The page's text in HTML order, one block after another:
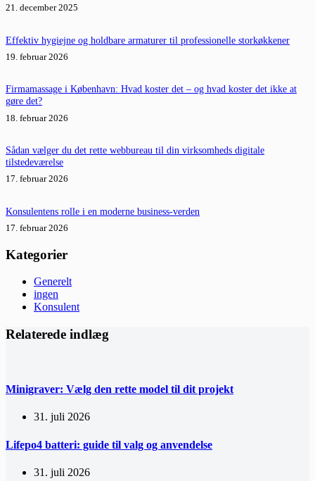
21. december 2025
Effektiv hygiejne og holdbare armaturer til professionelle storkøkkener
19. februar 2026
Firmamassage i København: Hvad koster det – og hvad koster det ikke at
gøre det?
18. februar 2026
Sådan vælger du det rette webbureau til din virksomheds digitale
tilstedeværelse
17. februar 2026
Konsulentens rolle i en moderne business-verden
17. februar 2026
Kategorier
Generelt
ingen
Konsulent
Relaterede indlæg
Minigraver: Vælg den rette model til dit projekt
31. juli 2026
Lifepo4 batteri: guide til valg og anvendelse
31. juli 2026